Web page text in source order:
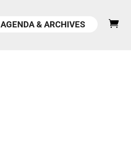
AGENDA & ARCHIVES